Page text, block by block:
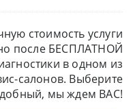
стоимость услуги
после БЕСПЛАТНОЙ
в одном из
салонов. Выберите
мы ждем ВАС!